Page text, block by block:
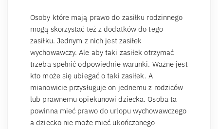
Osoby które mają prawo do zasiłku rodzinnego
mogą skorzystać też z dodatków do tego
zasiłku. Jednym z nich jest zasiłek
wychowawczy. Ale aby taki zasiłek otrzymać
trzeba spełnić odpowiednie warunki. Ważne jest
kto może się ubiegać o taki zasiłek. A
mianowicie przysługuje on jednemu z rodziców
lub prawnemu opiekunowi dziecka. Osoba ta
powinna mieć prawo do urlopu wychowawczego
a dziecko nie może mieć ukończonego